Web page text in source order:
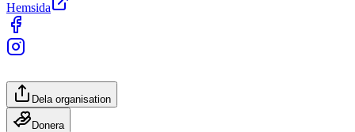
Hemsida
Dela organisation
Donera